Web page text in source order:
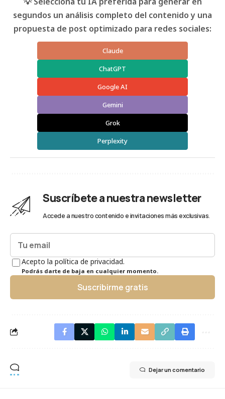
segundos un análisis completo del contenido y una
propuesta de post optimizado para redes sociales:
Claude
ChatGPT
Google AI
Gemini
Grok
Perplexity
Suscríbete a nuestra newsletter
Accede a nuestro contenido e invitaciones más exclusivas.
Acepto la política de privacidad.
Podrás darte de baja en cualquier momento.
Suscribirme gratis
Dejar un comentario